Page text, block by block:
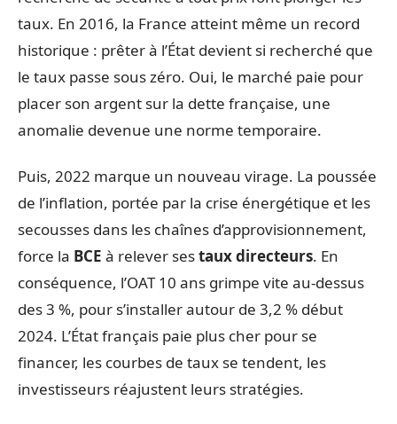
taux. En 2016, la France atteint même un record
historique : prêter à l’État devient si recherché que
le taux passe sous zéro. Oui, le marché paie pour
placer son argent sur la dette française, une
anomalie devenue une norme temporaire.
Puis, 2022 marque un nouveau virage. La poussée
de l’inflation, portée par la crise énergétique et les
secousses dans les chaînes d’approvisionnement,
force la BCE à relever sestaux directeurs. En
conséquence, l’OAT 10 ans grimpe vite au-dessus
des 3 %, pour s’installer autour de 3,2 % début
2024. L’État français paie plus cher pour se
financer, les courbes de taux se tendent, les
investisseurs réajustent leurs stratégies.